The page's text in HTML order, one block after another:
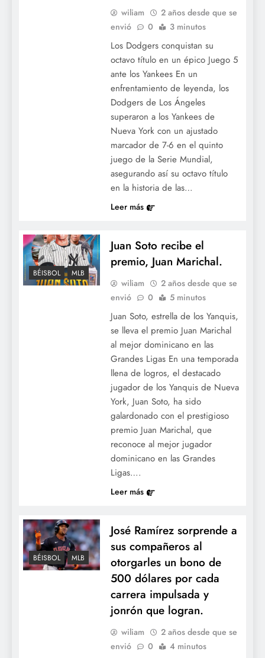
wiliam
2 años desde que se
envió
0 3 minutos
Los Dodgers conquistan su
octavo título en un épico Juego 5
ante los Yankees En un
enfrentamiento de leyenda, los
Dodgers de Los Ángeles
superaron a los Yankees de
Nueva York con un ajustado
marcador de 7-6 en el quinto
juego de la Serie Mundial,
asegurando así su octavo título
en la historia de las…
Leer más
BÉISBOL MLB
Juan Soto recibe el
premio, Juan Marichal.
wiliam
2 años desde que se
envió
0 5 minutos
Juan Soto, estrella de los Yanquis,
se lleva el premio Juan Marichal
al mejor dominicano en las
Grandes Ligas En una temporada
llena de logros, el destacado
jugador de los Yanquis de Nueva
York, Juan Soto, ha sido
galardonado con el prestigioso
premio Juan Marichal, que
reconoce al mejor jugador
dominicano en las Grandes
Ligas….
Leer más
BÉISBOL MLB
José Ramírez sorprende a
sus compañeros al
otorgarles un bono de
500 dólares por cada
carrera impulsada y
jonrón que logran.
wiliam
2 años desde que se
envió
0 4 minutos